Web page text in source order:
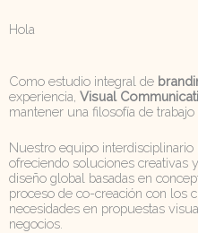
Hola
Como estudio integral de
experiencia, Visual
mantener una filosofía de trabajo
Nuestro equipo interdisciplinario
ofreciendo soluciones creativas
diseño global basadas en
proceso de co-creación con los
necesidades en propuestas
negocios.